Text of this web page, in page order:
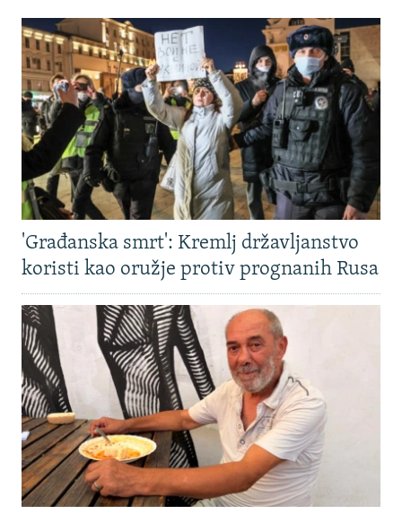
'Građanska smrt': Kremlj državljanstvo
koristi kao oružje protiv prognanih Rusa